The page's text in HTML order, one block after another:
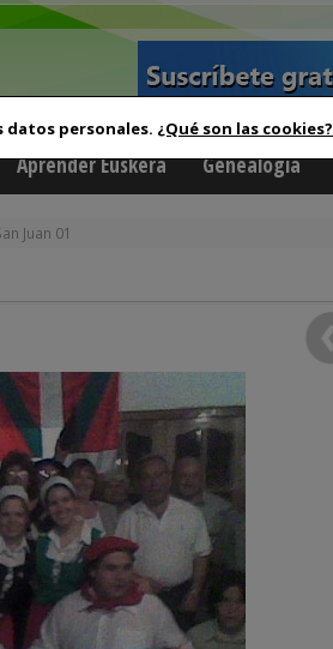
datos personales. ¿Qué son las cookies?
Aprender Euskera Genealogía
Juan 01